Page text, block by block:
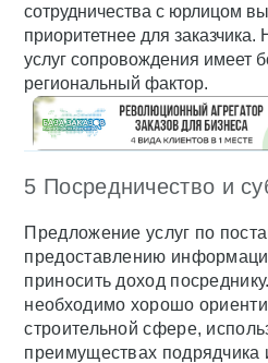
сотрудничества с юрлицом
приоритетнее для
услуг сопровождения имеет
региональный фактор.
5 Посредничество и
Предложение услуг по
предоставлению
приносить доход
необходимо хорошо
строительной сфере,
преимуществах подрядчика